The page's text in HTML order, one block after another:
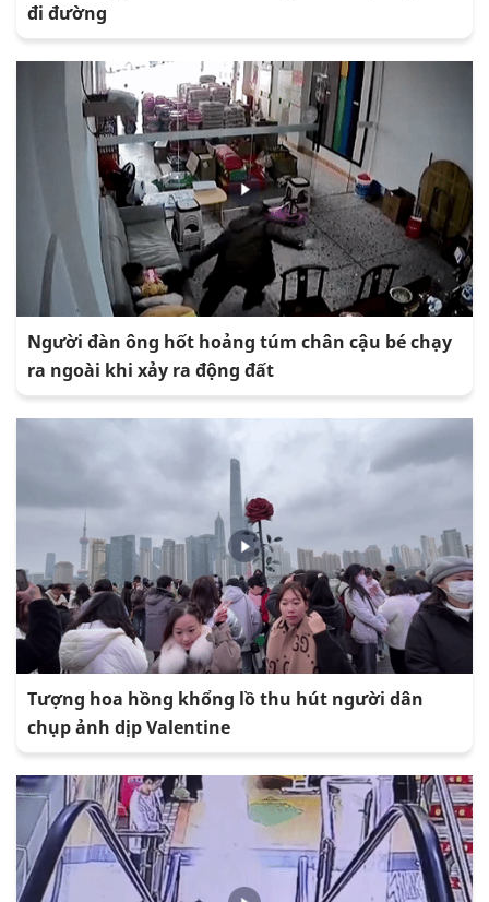
đi đường
Người đàn ông hốt hoảng túm chân cậu bé chạy
ra ngoài khi xảy ra động đất
Tượng hoa hồng khổng lồ thu hút người dân
chụp ảnh dịp Valentine